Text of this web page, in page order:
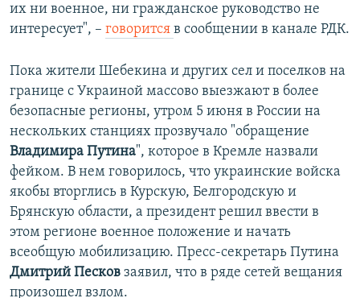
их ни военное, ни гражданское руководство не
интересует", – говорится в сообщении в канале РДК.
Пока жители Шебекина и других сел и поселков на
границе с Украиной массово выезжают в более
безопасные регионы, утром 5 июня в России на
нескольких станциях прозвучало "обращение
Владимира Путина", которое в Кремле назвали
фейком. В нем говорилось, что украинские войска
якобы вторглись в Курскую, Белгородскую и
Брянскую области, а президент решил ввести в
этом регионе военное положение и начать
всеобщую мобилизацию. Пресс-секретарь Путина
Дмитрий Песков заявил, что в ряде сетей вещания
произошел взлом.